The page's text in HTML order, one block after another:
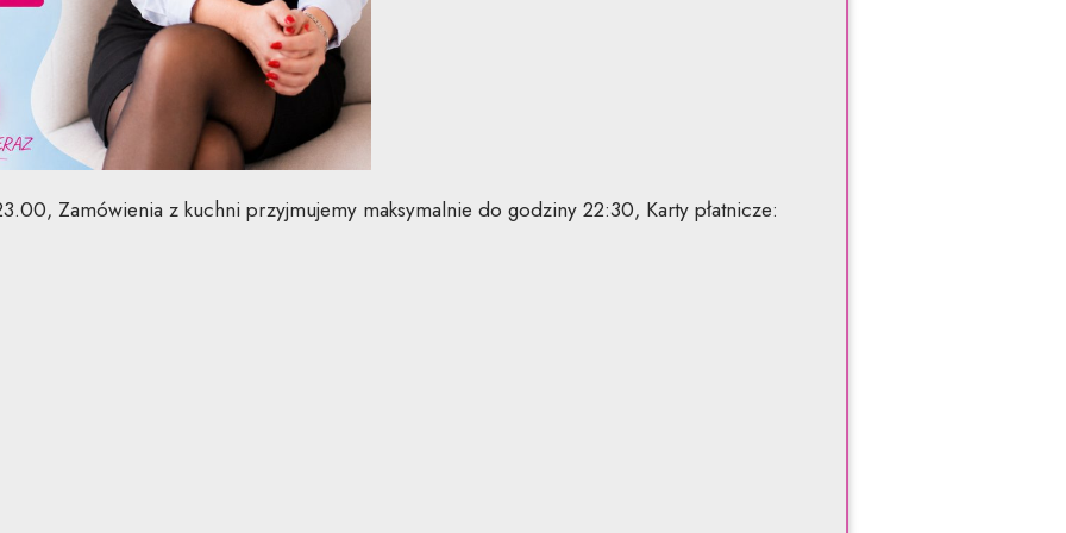
Zamówienia z kuchni przyjmujemy maksymalnie do godziny 22:30, Karty płatnicze: